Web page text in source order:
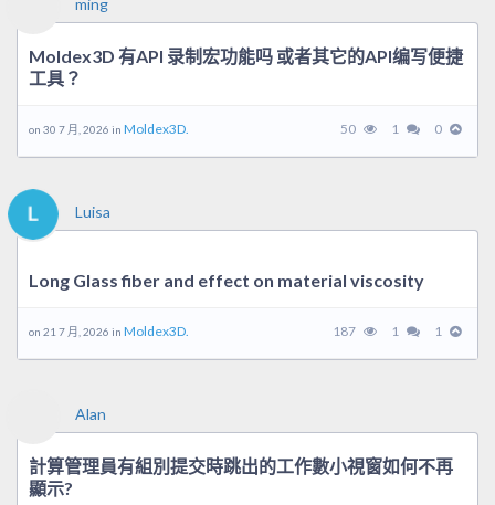
ming
Moldex3D 有API 录制宏功能吗 或者其它的API编写便捷
工具？
on 30 7 月, 2026 in Moldex3D. 50 1 0
Luisa
Long Glass fiber and effect on material viscosity
on 21 7 月, 2026 in Moldex3D. 187 1 1
Alan
計算管理員有組別提交時跳出的工作數小視窗如何不再
顯示?